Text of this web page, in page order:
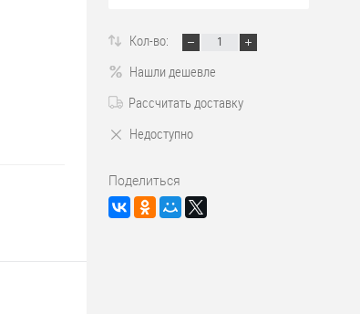
Кол-во:
Нашли дешевле
Рассчитать доставку
Недоступно
Поделиться